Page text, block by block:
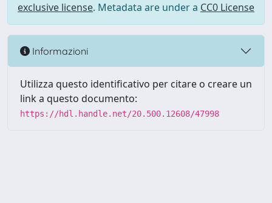
exclusive license. Metadata are under a CC0 License
Informazioni
Utilizza questo identificativo per citare o creare un
link a questo documento:
https://hdl.handle.net/20.500.12608/47998